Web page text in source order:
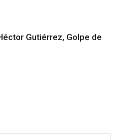
Gutiérrez, Golpe de